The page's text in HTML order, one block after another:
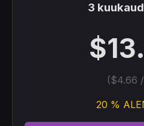
3
($4.66
20 %